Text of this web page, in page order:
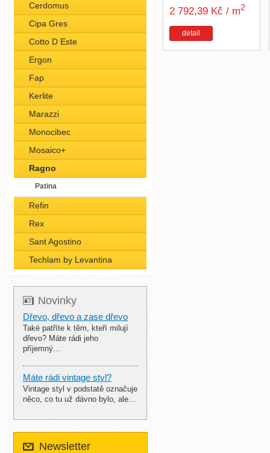
Cerdomus
Cipa Gres
Cotto D Este
Ergon
Fap
Kerlite
Marazzi
Monocibec
Mosaico+
Ragno
Patina
Refin
Rex
Sant Agostino
Techlam by Levantina
Novinky
Dřevo, dřevo a zase dřevo
Také patříte k těm, kteří milují
dřevo? Máte rádi jeho
příjemný…
Máte rádi vintage styl?
Vintage styl v podstatě označuje
něco, co tu už dávno bylo, ale…
Newsletter
2 792,39 Kč / m2
detail